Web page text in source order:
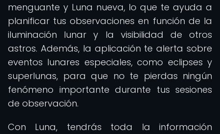
menguante y Luna nueva, lo que te ayuda a
planificar tus observaciones en función de la
iluminación lunar y la visibilidad de otros
astros. Además, la aplicación te alerta sobre
eventos lunares especiales, como eclipses y
superlunas, para que no te pierdas ningún
fenómeno importante durante tus sesiones
de observación.
Con Luna, tendrás toda la información